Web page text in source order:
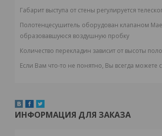
Габарит выступа от стены регулируется
Полотенцесушитель оборудован клапаном
образовавшуюся воздушную пробку
Количество перекладин зависит от высоты
Если Вам что-то не понятно, Вы всегда
ИНФОРМАЦИЯ ДЛЯ ЗАКАЗА